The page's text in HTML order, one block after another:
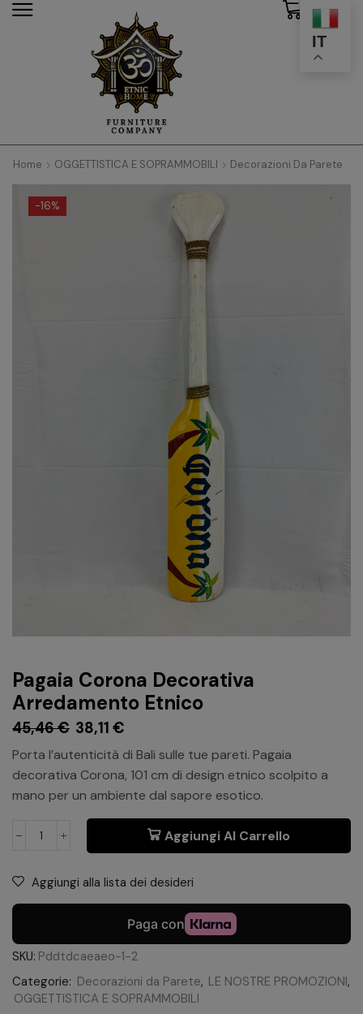
IT
Home OGGETTISTICA E SOPRAMMOBILI Decorazioni Da Parete
-16%
Pagaia Corona Decorativa
Arredamento Etnico
45,46€ 38,11 €
Porta l’autenticità di Bali sulle tue pareti. Pagaia
decorativa Corona, 101 cm di design etnico scolpito a
mano per un ambiente dal sapore esotico.
Aggiungi Al Carrello
Aggiungi alla lista dei desideri
SKU: Pddtdcaeaeo-1-2
Categorie: Decorazioni da Parete, LE NOSTRE PROMOZIONI,
OGGETTISTICA E SOPRAMMOBILI